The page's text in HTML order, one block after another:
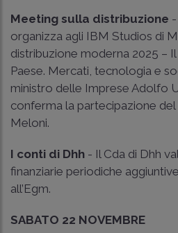
Meeting sulla distribuzione
organizza agli IBM Studios di
distribuzione moderna 2025 –
Paese. Mercati, tecnologia e
ministro delle Imprese Adolfo
conferma la partecipazione del
Meloni.
I conti di Dhh - Il Cda di Dhh
finanziarie periodiche
all’Egm.
SABATO 22 NOVEMBRE